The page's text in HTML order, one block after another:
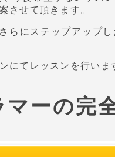
させて頂きます。
らにステップアップ
にてレッスンを行いま
ーの完